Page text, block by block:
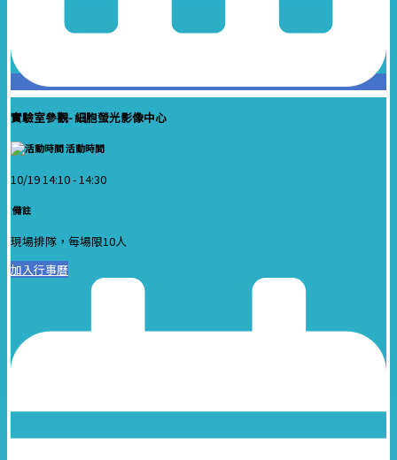
實驗室參觀- 細胞螢光影像中心
活動時間
10/19 14:10 -14:30
備註
現場排隊，每場限10人
加入行事曆